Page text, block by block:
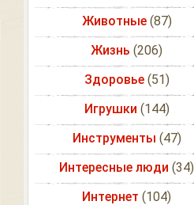
Животные(87)
Жизнь (206)
Здоровье(51)
Игрушки (144)
Инструменты (47)
Интересные люди (34)
Интернет (104)